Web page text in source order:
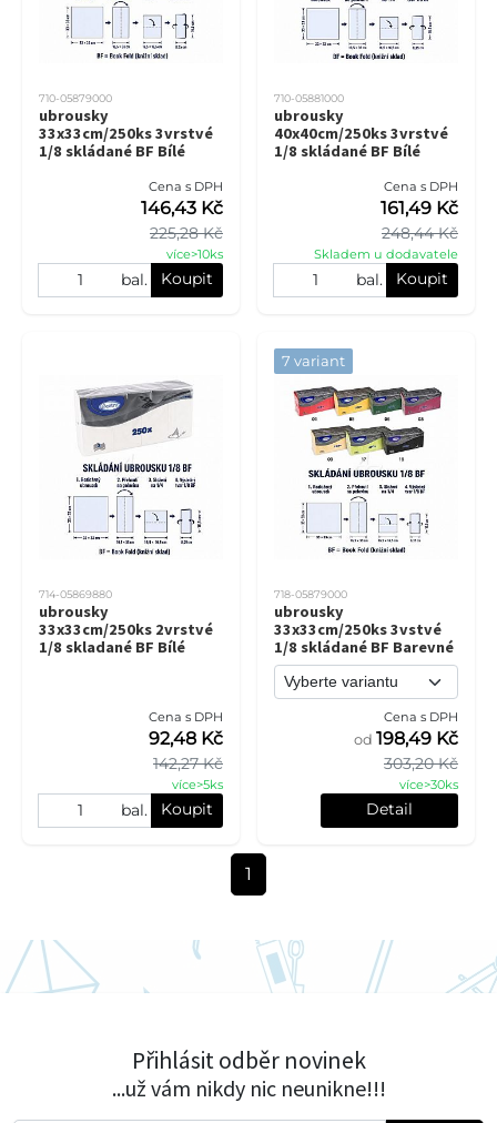
710-05879000
ubrousky
33x33cm/250ks 3vrstvé
1/8 skládané BF Bílé
Cena s DPH
225,28 Kč
146,43 Kč
více>10ks
bal. Koupit
710-05881000
ubrousky
40x40cm/250ks 3vrstvé
1/8 skládané BF Bílé
Cena s DPH
248,44 Kč
161,49 Kč
Skladem u dodavatele
bal. Koupit
714-05869880
ubrousky
33x33cm/250ks 2vrstvé
1/8 skladané BF Bílé
Cena s DPH
142,27 Kč
92,48 Kč
více>5ks
bal. Koupit
7 variant
718-05879000
ubrousky
33x33cm/250ks 3vstvé
1/8 skládané BF Barevné
Cena s DPH
303,20 Kč
od 198,49 Kč
více>30ks
Detail
1
Přihlásit odběr novinek
...už vám nikdy nic neunikne!!!